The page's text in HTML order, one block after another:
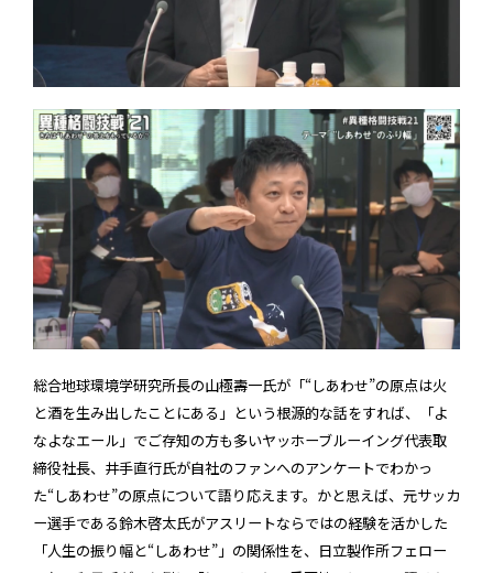
総合地球環境学研究所長の山極壽一氏が「“しあわせ”の原点は火
と酒を生み出したことにある」という根源的な話をすれば、「よ
なよなエール」でご存知の方も多いヤッホーブルーイング代表取
締役社長、井手直行氏が自社のファンへのアンケートでわかっ
た“しあわせ”の原点について語り応えます。かと思えば、元サッカ
ー選手である鈴木啓太氏がアスリートならではの経験を活かした
「人生の振り幅と“しあわせ”」の関係性を、日立製作所フェロー